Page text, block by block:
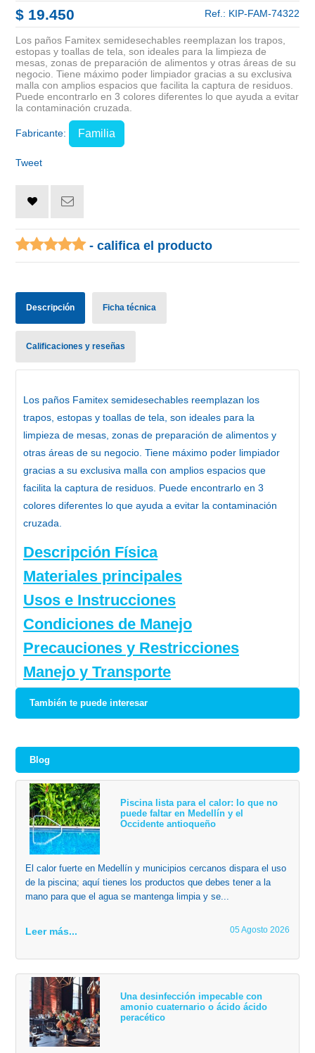
$ 19.450 Ref.: KIP-FAM-74322
Los paños Famitex semidesechables reemplazan los trapos,
estopas y toallas de tela, son ideales para la limpieza de
mesas, zonas de preparación de alimentos y otras áreas de su
negocio. Tiene máximo poder limpiador gracias a su exclusiva
malla con amplios espacios que facilita la captura de residuos.
Puede encontrarlo en 3 colores diferentes lo que ayuda a evitar
la contaminación cruzada.
Fabricante: Familia
Tweet
- califica el producto
Descripción Ficha técnica
Calificaciones y reseñas
Los paños Famitex semidesechables reemplazan los
trapos, estopas y toallas de tela, son ideales para la
limpieza de mesas, zonas de preparación de alimentos y
otras áreas de su negocio. Tiene máximo poder limpiador
gracias a su exclusiva malla con amplios espacios que
facilita la captura de residuos. Puede encontrarlo en 3
colores diferentes lo que ayuda a evitar la contaminación
cruzada.
Descripción Física
Materiales principales
Usos e Instrucciones
Condiciones de Manejo
Precauciones y Restricciones
Manejo y Transporte
También te puede interesar
Blog
Piscina lista para el calor: lo que no
puede faltar en Medellín y el
Occidente antioqueño
El calor fuerte en Medellín y municipios cercanos dispara el uso
de la piscina; aquí tienes los productos que debes tener a la
mano para que el agua se mantenga limpia y se...
Leer más... 05 Agosto 2026
Una desinfección impecable con
amonio cuaternario o ácido ácido
peracético